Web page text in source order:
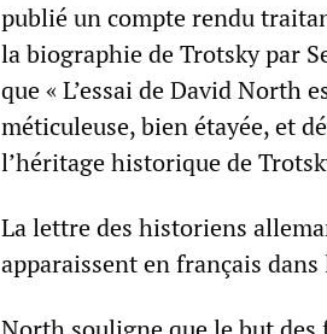
publié un compte rendu
la biographie de Trotsky par
que « L’essai de David North
méticuleuse, bien étayée, et
l’héritage historique de
La lettre des historiens
apparaissent en français